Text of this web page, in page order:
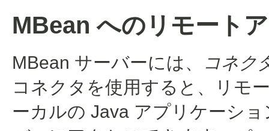
MBean へのリモート
MBean サーバーには、
コネク
コネクタを使用すると、リモ
ーカルの Java アプリケーシ